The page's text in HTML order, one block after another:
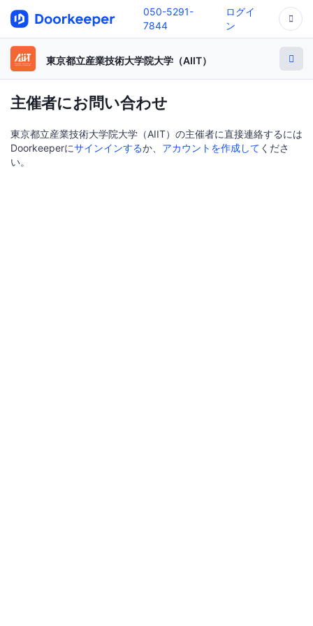
050-5291-
7844
ログイ
ン
東京都立産業技術大学院大学（AIIT）
主催者にお問い合わせ
東京都立産業技術大学院大学（AIIT）の主催者に直接連絡するには
Doorkeeperにサインインするか、 アカウントを作成して くださ
い。